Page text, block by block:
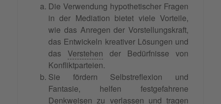
Die Verwendung hypothetischer Fragen
in der Mediation bietet viele Vorteile,
wie das Anregen der Vorstellungskraft,
das Entwickeln kreativer Lösungen und
das Verstehen der Bedürfnisse von
Konfliktparteien.
Sie fördern Selbstreflexion und
Fantasie, helfen festgefahrene
Denkweisen zu verlassen und tragen